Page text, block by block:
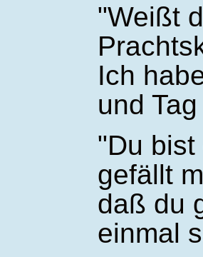
Weißt
Ich
und
Du
gefällt
daß du
einmal